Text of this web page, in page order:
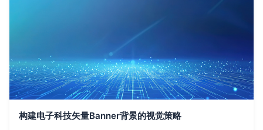
构建电子科技矢量Banner背景的视觉策略